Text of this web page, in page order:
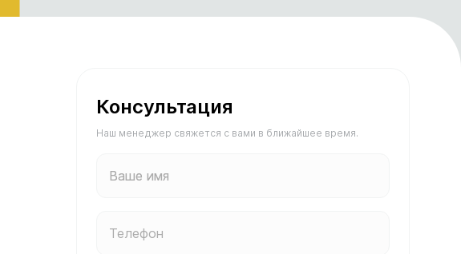
Консультация
Наш менеджер свяжется с вами в ближайшее время.
Ваше имя
Телефон